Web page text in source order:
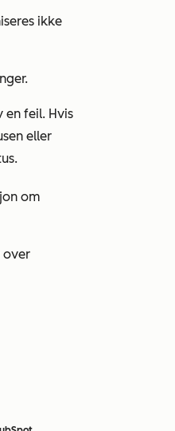
ikke
en feil. Hvis
eller
om
over